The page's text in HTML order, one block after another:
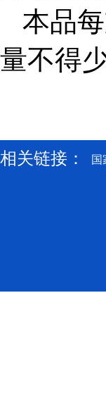
本品
量不得
相关链接： 国